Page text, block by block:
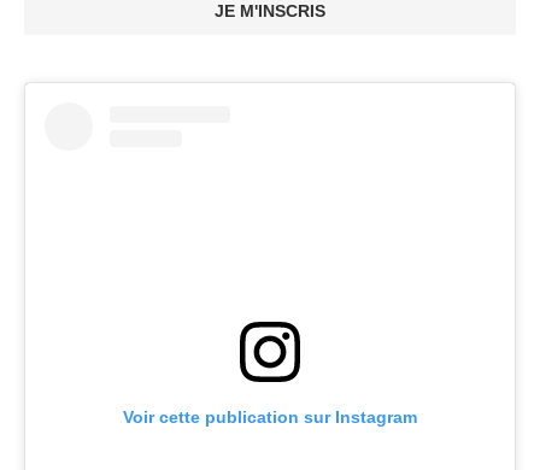
JE M'INSCRIS
Voir cette publication sur Instagram